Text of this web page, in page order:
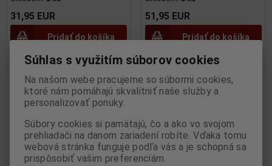
31,95 EUR
Pridať do košíka
51,95 EUR
Pridať do košíka
Súhlas s využitím súborov cookies
Na našom webe pracujeme so súbormi cookies,
ktoré nám pomáhajú skvalitniť naše služby a
personalizovať ponuky.
Súbory cookies si pamätajú, čo a ako vo svojom
prehliadači na danom zariadení robíte. Vďaka tomu
webová stránka funguje podľa vás a je schopná sa
prispôsobiť vašim preferenciám.